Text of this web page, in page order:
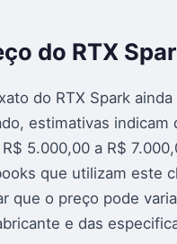
do RTX
do RTX Spark ainda
estimativas indicam
5.000,00 a R$
que utilizam este
que o preço pode
e das